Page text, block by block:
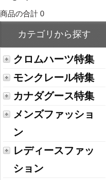
商品の合計 0
カテゴリから探す
クロムハーツ特集
モンクレール特集
カナダグース特集
メンズファッショ
ン
レディースファッ
ション